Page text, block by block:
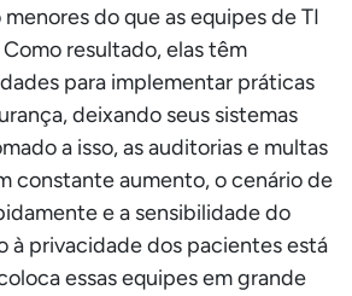
do que as equipes de TI
resultado, elas têm
para implementar práticas
deixando seus sistemas
a isso, as auditorias e multas
constante aumento, o cenário de
e a sensibilidade do
à privacidade dos pacientes está
essas equipes em grande